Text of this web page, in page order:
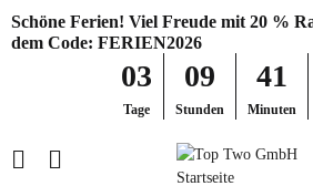
Schöne Ferien! Viel Freude mit 20 %
dem Code: FERIEN2026
03
Tage
09
Stunden
41
Minuten